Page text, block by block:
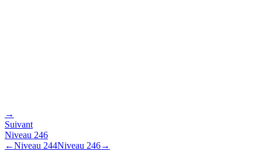
→
Suivant
Niveau 246
←Niveau 244Niveau 246→